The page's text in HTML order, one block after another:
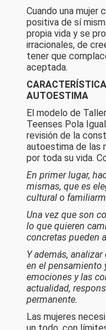
Cuando una mujer
positiva de sí
propia vida y se
irracionales, de
tener que
aceptada.
AUTOESTIMA
El modelo de
Teenses Pola
revisión de la
autoestima de las
por toda su vida.
En primer lugar,
mismas, que es
cultural o
Una vez que son
lo que quieren
concretas pueden
Y además,
en el pensamiento
emociones y las
actualidad,
permanente.
Las mujeres